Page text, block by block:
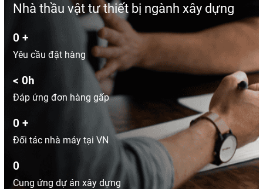
Nhà thầu vật tư thiết bị ngành xây dựng
0 +
Yêu cầu đặt hàng
< 0h
Đáp ứng đơn hàng gấp
0 +
Đối tác nhà máy tại VN
0
Cung ứng dự án xây dựng